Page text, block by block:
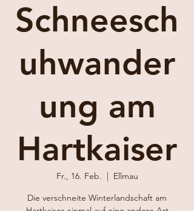
Schneesch
uhwander
ung am
Hartkaiser
Fr., 16. Feb.
  |
Ellmau
Die verschneite Winterlandschaft am